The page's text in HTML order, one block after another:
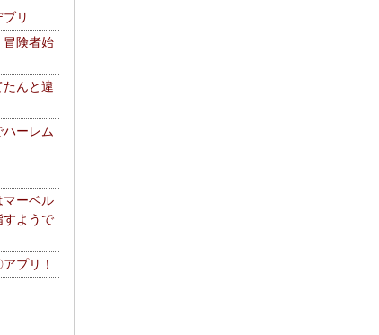
リ
冒険者始
たんと違
ーレム
マーベル
すようで
プリ！